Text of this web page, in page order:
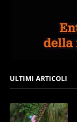
ULTIMI ARTICOLI